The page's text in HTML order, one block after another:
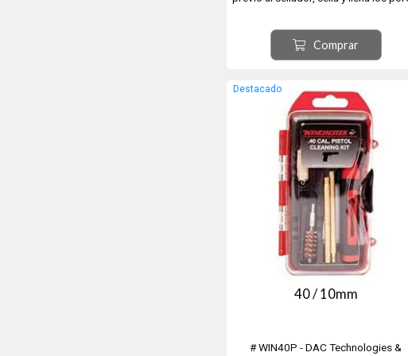
Comprar
Destacado
40 / 10mm
# WIN40P - DAC Technologies &